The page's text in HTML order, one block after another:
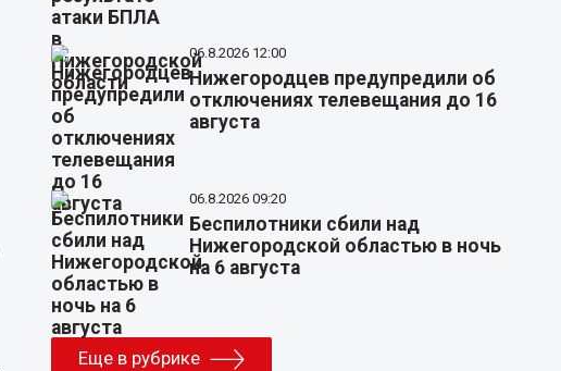
06.8.2026 12:00
Нижегородцев предупредили об
отключениях телевещания до 16
августа
06.8.2026 09:20
Беспилотники сбили над
Нижегородской областью в ночь
на 6 августа
Еще в рубрике